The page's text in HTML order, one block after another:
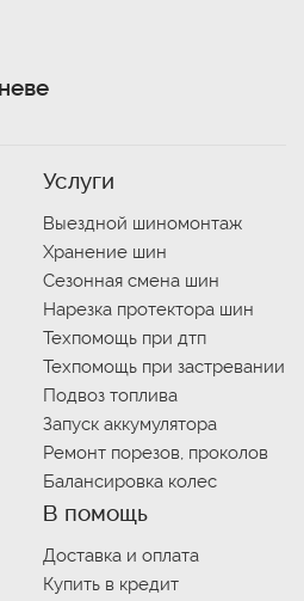
Услуги
Выездной шиномонтаж
Хранение шин
Сезонная смена шин
Нарезка протектора шин
Техпомощь при дтп
Техпомощь при застревании
Подвоз топлива
Запуск аккумулятора
Ремонт порезов, проколов
Балансировка колес
В помощь
Доставка и оплата
Купить в кредит